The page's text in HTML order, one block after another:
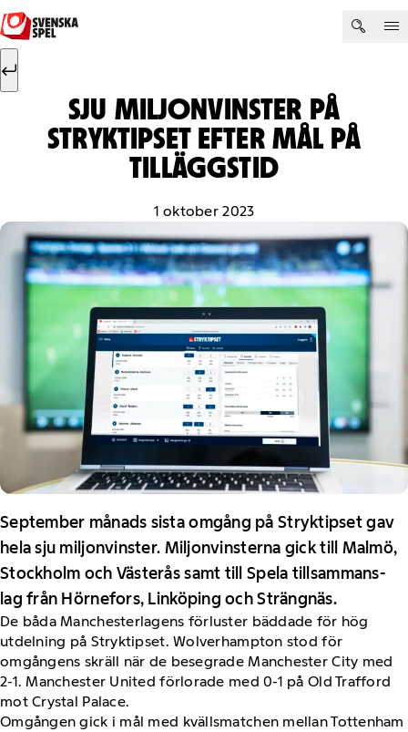
Hoppa till innehåll
Sök efter:
SJU MILJONVINSTER PÅ
STRYKTIPSET EFTER MÅL PÅ
TILLÄGGSTID
1 oktober 2023
September månads sista omgång på Stryktipset gav
hela sju miljonvinster. Miljonvinsterna gick till Malmö,
Stockholm och Västerås samt till Spela tillsammans-
lag från Hörnefors, Linköping och Strängnäs.
De båda Manchesterlagens förluster bäddade för hög
utdelning på Stryktipset. Wolverhampton stod för
omgångens skräll när de besegrade Manchester City med
2-1. Manchester United förlorade med 0-1 på Old Trafford
mot Crystal Palace.
Omgången gick i mål med kvällsmatchen mellan Tottenham